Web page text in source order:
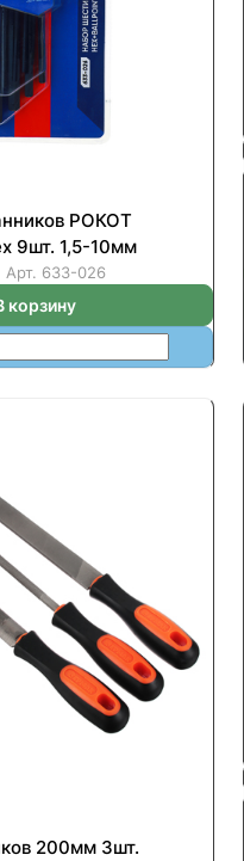
РОКОТ
9шт. 1,5-10мм
Арт. 633-026
корзину
200мм 3шт.